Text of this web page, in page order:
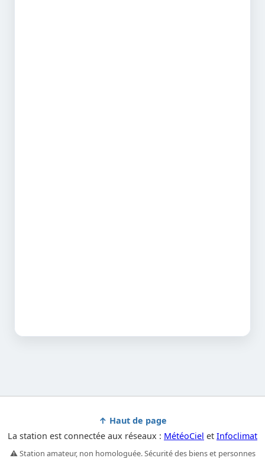
↑ Haut de page
La station est connectée aux réseaux : MétéoCiel et Infoclimat
⚠️ Station amateur, non homologuée. Sécurité des biens et personnes